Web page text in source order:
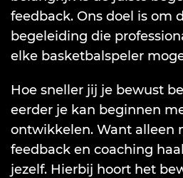
feedback. Ons doel is om
begeleiding die
elke basketbalspeler
Hoe sneller jij je bewust
eerder je kan beginnen
ontwikkelen. Want alleen
feedback en coaching
jezelf. Hierbij hoort het